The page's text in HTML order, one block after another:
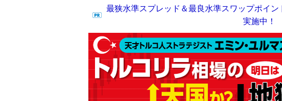
最狭水準スプレッド＆最良水準スワップポイ
実施中！